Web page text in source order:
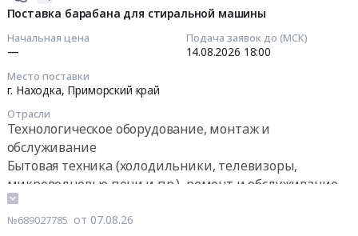
Поставка барабана для стиральной машины
Начальная цена
—
Подача заявок до (МСК)
14.08.2026 18:00
Место поставки
г. Находка, Приморский край
Отрасли
Технологическое оборудование, монтаж и
обслуживание
Бытовая техника (холодильники, телевизоры,
микроволновые печи и пр.), ремонт и обслуживание
№689027785 от 07.08.26